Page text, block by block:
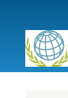
account
menu